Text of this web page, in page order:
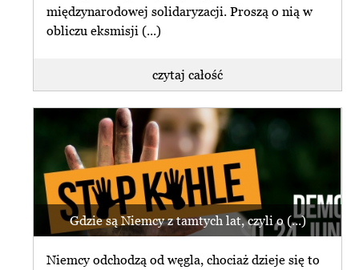
międzynarodowej solidaryzacji. Proszą o nią w
obliczu eksmisji (...)
czytaj całość
Gdzie są Niemcy z tamtych lat, czyli o (...)
Niemcy odchodzą od węgla, chociaż dzieje się to